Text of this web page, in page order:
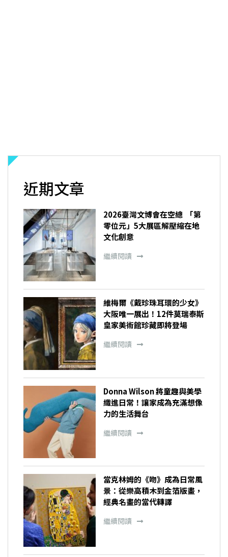
近期文章
2026臺灣文博會在空總 「第
零位元」5大展區解壓縮在地
文化創意
繼續閱讀
維梅爾《戴珍珠耳環的少女》
大阪唯一展出！12件莫瑞泰斯
皇家美術館珍藏即將登場
繼續閱讀
Donna Wilson 將童趣與美學
織進日常！讓家成為充滿想像
力的生活舞台
繼續閱讀
當克林姆的《吻》成為日常風
景：從樂高積木到金箔版畫，
經典名畫的當代轉譯
繼續閱讀